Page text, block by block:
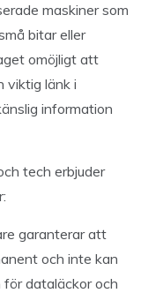
maskiner som
bitar eller
omöjligt att
viktig länk i
information
tech erbjuder
garanterar att
och inte kan
dataläckor och